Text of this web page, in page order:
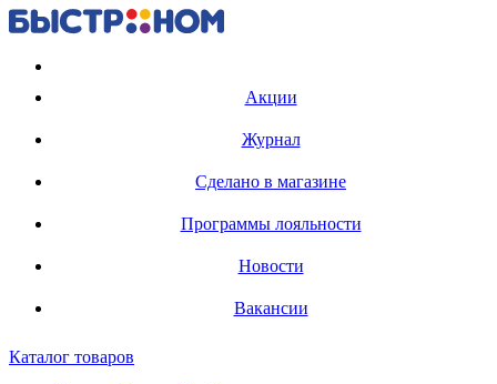
Акции
Журнал
Сделано в магазине
Программы лояльности
Новости
Вакансии
Каталог товаров